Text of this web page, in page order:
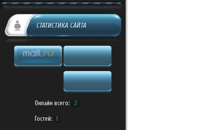
СТАТИСТИКА САЙТА
Онлайн всего: 2
Гостей: 1